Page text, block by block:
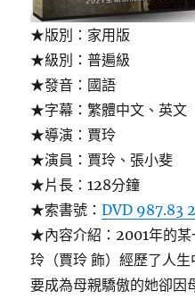
★版別：家用版
★級別：普遍級
★發音：國語
★字幕：繁體中文、英文
★導演：賈玲
★演員：賈玲、張小斐
★片長：128分鐘
★索書號：DVD 987.83
★內容介紹：2001年的某
玲（賈玲 飾）經歷了人
要成為母親驕傲的她卻因